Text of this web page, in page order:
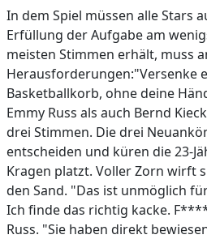
In dem Spiel müssen alle Stars
Erfüllung der Aufgabe am
meisten Stimmen erhält, muss
Herausforderungen:"Versenke
Basketballkorb, ohne deine
Emmy Russ als auch Bernd
drei Stimmen. Die drei
entscheiden und küren die 23-
Kragen platzt. Voller Zorn wirft
den Sand. "Das ist unmöglich
Ich finde das richtig kacke.
Russ. "Sie haben direkt